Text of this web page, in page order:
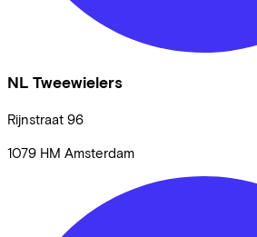
NL Tweewielers
Rijnstraat 96
1079 HM Amsterdam